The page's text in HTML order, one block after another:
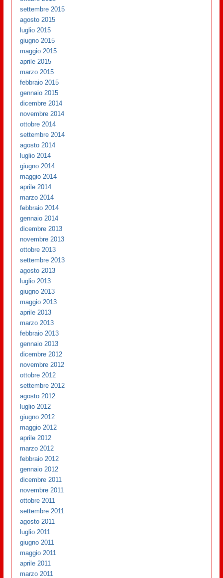
settembre 2015
agosto 2015
luglio 2015
giugno 2015
maggio 2015
aprile 2015
marzo 2015
febbraio 2015
gennaio 2015
dicembre 2014
novembre 2014
ottobre 2014
settembre 2014
agosto 2014
luglio 2014
giugno 2014
maggio 2014
aprile 2014
marzo 2014
febbraio 2014
gennaio 2014
dicembre 2013
novembre 2013
ottobre 2013
settembre 2013
agosto 2013
luglio 2013
giugno 2013
maggio 2013
aprile 2013
marzo 2013
febbraio 2013
gennaio 2013
dicembre 2012
novembre 2012
ottobre 2012
settembre 2012
agosto 2012
luglio 2012
giugno 2012
maggio 2012
aprile 2012
marzo 2012
febbraio 2012
gennaio 2012
dicembre 2011
novembre 2011
ottobre 2011
settembre 2011
agosto 2011
luglio 2011
giugno 2011
maggio 2011
aprile 2011
marzo 2011